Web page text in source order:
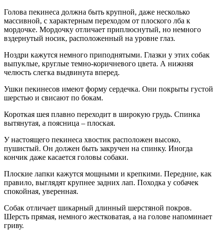
Голова пекинеса должна быть крупной, даже несколько
массивной, с характерным переходом от плоского лба к
мордочке. Мордочку отличает приплюснутый, но немного
вздернутый носик, расположенный на уровне глаз.
Ноздри кажутся немного приподнятыми. Глазки у этих собак
выпуклые, круглые темно-коричневого цвета. А нижняя
челюсть слегка выдвинута вперед.
Ушки пекинесов имеют форму сердечка. Они покрыты густой
шерстью и свисают по бокам.
Короткая шея плавно переходит в широкую грудь. Спинка
вытянутая, а поясница – плоская.
У настоящего пекинеса хвостик расположен высоко,
пушистый. Он должен быть закручен на спинку. Иногда
кончик даже касается головы собаки.
Плоские лапки кажутся мощными и крепкими. Передние, как
правило, выглядят крупнее задних лап. Походка у собачек
спокойная, уверенная.
Собак отличает шикарный длинный шерстяной покров.
Шерсть прямая, немного жестковатая, а на голове напоминает
гриву.